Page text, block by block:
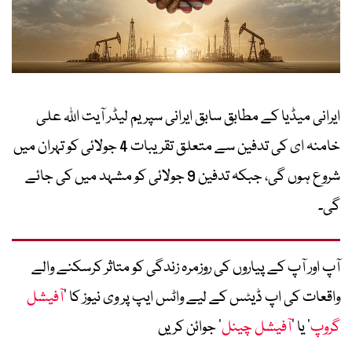
ایرانی میڈیا کے مطابق سابق ایرانی سپریم لیڈر آیت اللہ علی
خامنہ ای کی تدفین سے متعلق تقریبات 4 جولائی کو تہران میں
شروع ہوں گی، جبکہ تدفین 9 جولائی کو مشہد میں کی جائے
گی۔
آپ اور آپ کے پیاروں کی روزمرہ زندگی کو متاثر کرسکنے والے
واقعات کی اپ ڈیٹس کے لیے واٹس ایپ پر وی نیوز کا ’آفیشل
گروپ‘ یا ’آفیشل چینل‘ جوائن کریں